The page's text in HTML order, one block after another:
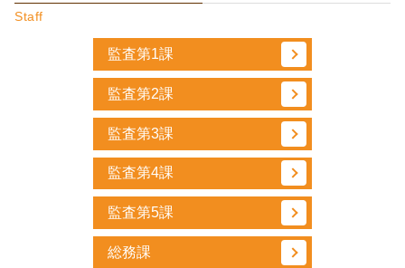
Staff
監査第1課
監査第2課
監査第3課
監査第4課
監査第5課
総務課